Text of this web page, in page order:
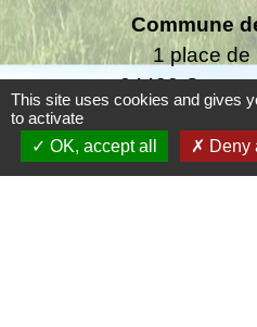
Commune
1 place de
24430
+33 5 53
Téléphone pour les
This site uses cookies and gives
to activate
OK, accept all
Deny